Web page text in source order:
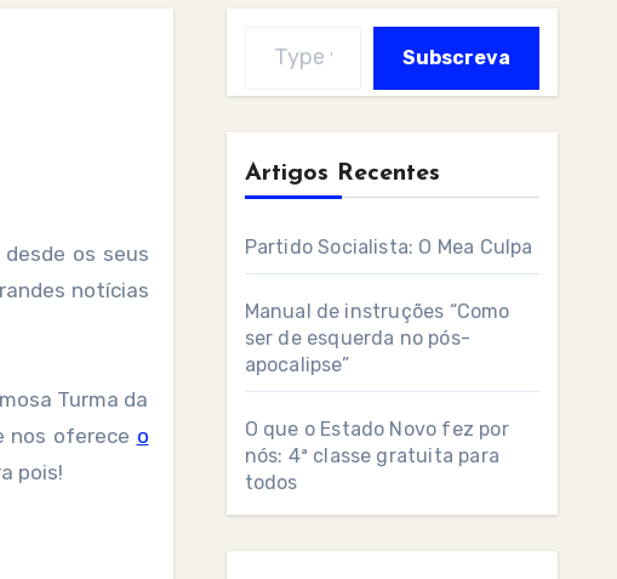
notícias
Turma da
nos oferece o
pois!
Subscreva
Artigos Recentes
Partido Socialista: O Mea Culpa
Manual de instruções “Como
ser de esquerda no pós-
apocalipse”
O que o Estado Novo fez por
nós: 4ª classe gratuita para
todos